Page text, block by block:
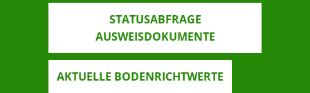
STATUSABFRAGE
AUSWEISDOKUMENTE
AKTUELLE BODENRICHTWERTE